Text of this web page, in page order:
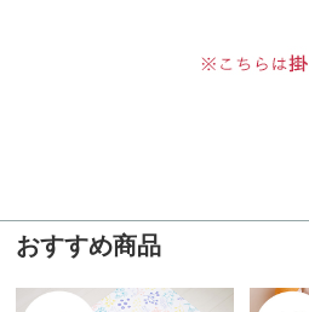
おすすめ商品